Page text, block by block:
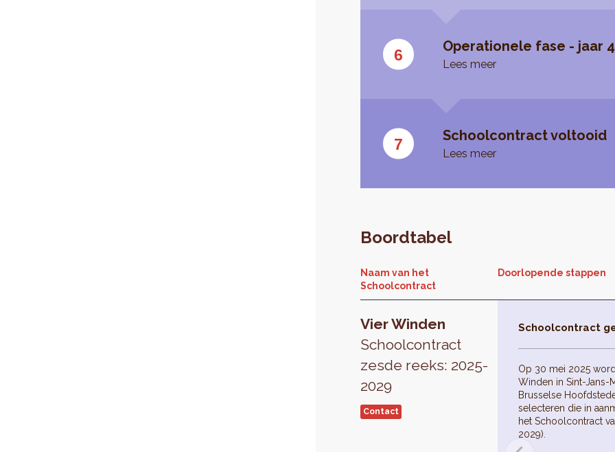
Operationele fase - jaar 4
Lees meer
Schoolcontract voltooid
Lees meer
Boordtabel
Naam van het
Schoolcontract
Doorlopende stappen
Vier Winden
Schoolcontract
zesde reeks: 2025-
2029
Contact
Schoolcontract
Op 30 mei 2025
Winden in Sint-
Brusselse
selecteren die in
het Schoolcontract
2029).